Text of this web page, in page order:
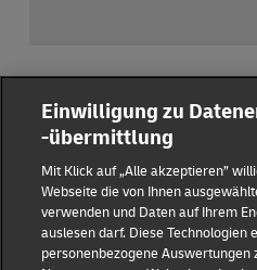
Reporting Hub
Impressum
Einwilligung zu
-übermittlung
Mit Klick auf „Alle akzeptieren”
Webseite die von Ihnen
verwenden und Daten auf Ihrem
auslesen darf. Diese Technologien
personenbezogene Auswertungen